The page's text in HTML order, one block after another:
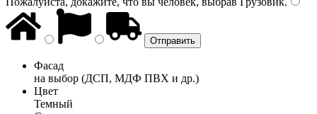
Фасад
на выбор (ДСП, МДФ ПВХ и др.)
Цвет
Темный